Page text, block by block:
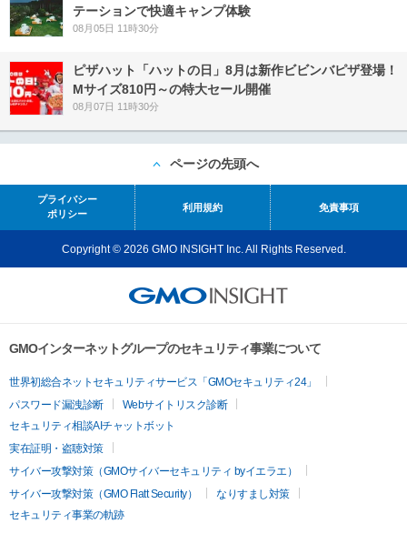
テーションで快適キャンプ体験
08月05日 11時30分
ピザハット「ハットの日」8月は新作ビビンバピザ登場！
Mサイズ810円～の特大セール開催
08月07日 11時30分
ページの先頭へ
プライバシー
ポリシー
利用規約 免責事項
Copyright © 2026 GMO INSIGHT Inc. All Rights Reserved.
GMOインターネットグループのセキュリティ事業について
世界初総合ネットセキュリティサービス「GMOセキュリティ24」
パスワード漏洩診断
Webサイトリスク診断
セキュリティ相談AIチャットボット
実在証明・盗聴対策
サイバー攻撃対策（GMOサイバーセキュリティ byイエラエ）
サイバー攻撃対策（GMO Flatt Security）
なりすまし対策
セキュリティ事業の軌跡